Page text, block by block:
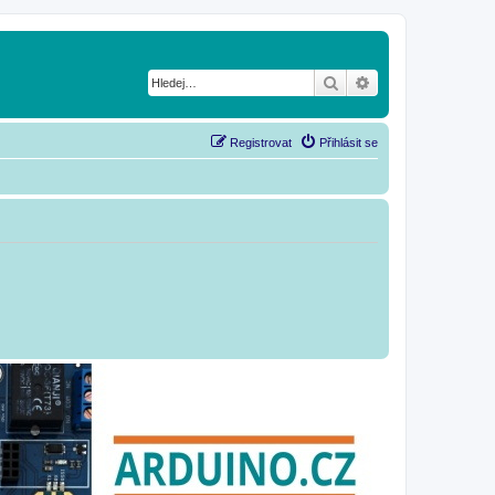
Hledat
Přihlásit se
Registrovat